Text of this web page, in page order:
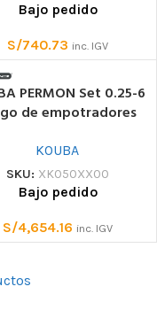
Bajo pedido
S/740.73 inc. IGV
PERMON Set 0.25-6
de empotradores
KOUBA
SKU: XK050XX00
Bajo pedido
S/4,654.16 inc. IGV